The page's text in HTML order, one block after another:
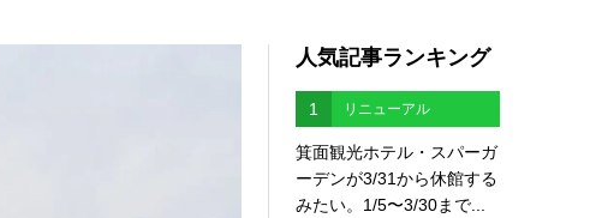
人気記事ランキング
1 リニューアル
箕面観光ホテル・スパーガ
ーデンが3/31から休館する
みたい。1/5〜3/30まで...